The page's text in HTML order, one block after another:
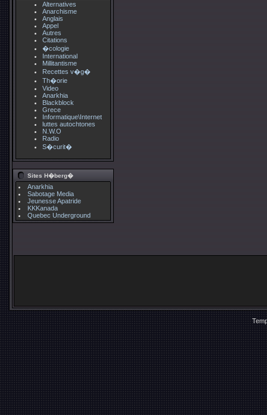
Alternatives
Anarchisme
Anglais
Appel
Autres
Citations
�cologie
International
Millitantisme
Recettes v�g�
Th�orie
Video
Anarkhia
Blackblock
Grece
Informatique\Internet
luttes autochtones
N.W.O
Radio
S�curit�
Sites H�berg�
Anarkhia
Sabotage Media
Jeunesse Apatride
KKKanada
Quebec Underground